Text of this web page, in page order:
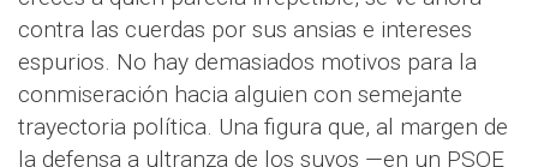
contra las cuerdas por sus ansias e intereses
espurios. No hay demasiados motivos para la
conmiseración hacia alguien con semejante
trayectoria política. Una figura que, al margen de
la defensa a ultranza de los suyos —en un PSOE